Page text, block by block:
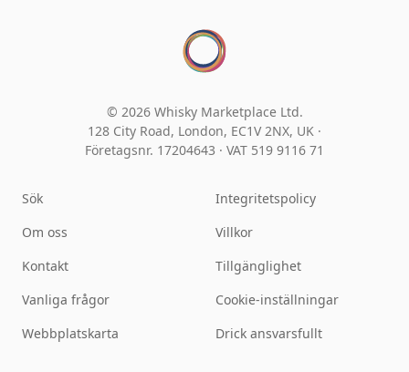
© 2026 Whisky Marketplace Ltd.
128 City Road, London, EC1V 2NX, UK ·
Företagsnr. 17204643 · VAT 519 9116 71
Sök
Om oss
Kontakt
Vanliga frågor
Webbplatskarta
Integritetspolicy
Villkor
Tillgänglighet
Cookie-inställningar
Drick ansvarsfullt